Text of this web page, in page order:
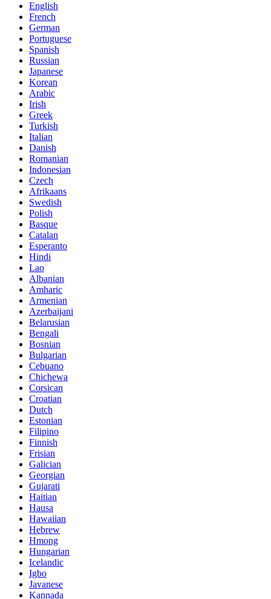
English
French
German
Portuguese
Spanish
Russian
Japanese
Korean
Arabic
Irish
Greek
Turkish
Italian
Danish
Romanian
Indonesian
Czech
Afrikaans
Swedish
Polish
Basque
Catalan
Esperanto
Hindi
Lao
Albanian
Amharic
Armenian
Azerbaijani
Belarusian
Bengali
Bosnian
Bulgarian
Cebuano
Chichewa
Corsican
Croatian
Dutch
Estonian
Filipino
Finnish
Frisian
Galician
Georgian
Gujarati
Haitian
Hausa
Hawaiian
Hebrew
Hmong
Hungarian
Icelandic
Igbo
Javanese
Kannada